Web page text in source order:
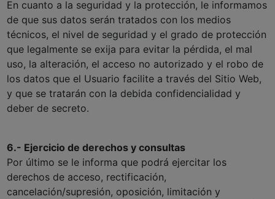
En cuanto a la seguridad y la protección, le informamos
de que sus datos serán tratados con los medios
técnicos, el nivel de seguridad y el grado de protección
que legalmente se exija para evitar la pérdida, el mal
uso, la alteración, el acceso no autorizado y el robo de
los datos que el Usuario facilite a través del Sitio Web,
y que se tratarán con la debida confidencialidad y
deber de secreto.
6.- Ejercicio de derechos y consultas
Por último se le informa que podrá ejercitar los
derechos de acceso, rectificación,
cancelación/supresión, oposición, limitación y